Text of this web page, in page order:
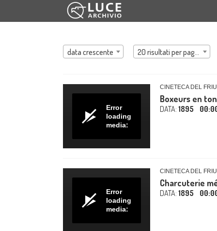
data crescente 20 risultati per pagina
Error
loading
media:
CINETECA DEL
Boxeurs en
DATA: 1895
Error
loading
media:
CINETECA DEL
Charcuterie
DATA: 1895